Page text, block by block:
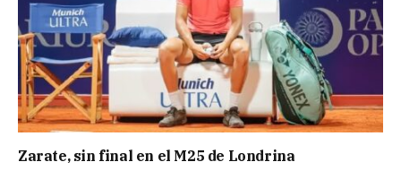
Zarate, sin final en el M25 de Londrina